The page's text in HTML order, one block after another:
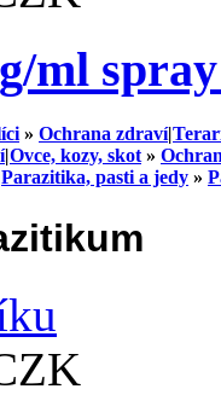
ml
» Ochrana zdraví|
|Ovce, kozy, skot»
Parazitika, pasti a jedy »